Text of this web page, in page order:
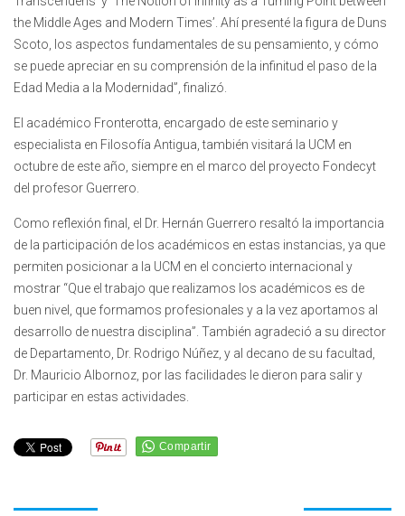
the Middle Ages and Modern Times’. Ahí presenté la figura de Duns
Scoto, los aspectos fundamentales de su pensamiento, y cómo
se puede apreciar en su comprensión de la infinitud el paso de la
Edad Media a la Modernidad”, finalizó.
El académico Fronterotta, encargado de este seminario y
especialista en Filosofía Antigua, también visitará la UCM en
octubre de este año, siempre en el marco del proyecto Fondecyt
del profesor Guerrero.
Como reflexión final, el Dr. Hernán Guerrero resaltó la importancia
de la participación de los académicos en estas instancias, ya que
permiten posicionar a la UCM en el concierto internacional y
mostrar “Que el trabajo que realizamos los académicos es de
buen nivel, que formamos profesionales y a la vez aportamos al
desarrollo de nuestra disciplina”. También agradeció a su director
de Departamento, Dr. Rodrigo Núñez, y al decano de su facultad,
Dr. Mauricio Albornoz, por las facilidades le dieron para salir y
participar en estas actividades.